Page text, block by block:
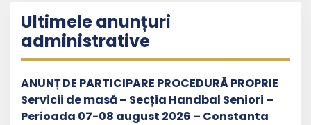
Ultimele anunțuri
administrative
ANUNȚ DE PARTICIPARE PROCEDURĂ PROPRIE
Servicii de masă – Secția Handbal Seniori –
Perioada 07-08 august 2026 – Constanta